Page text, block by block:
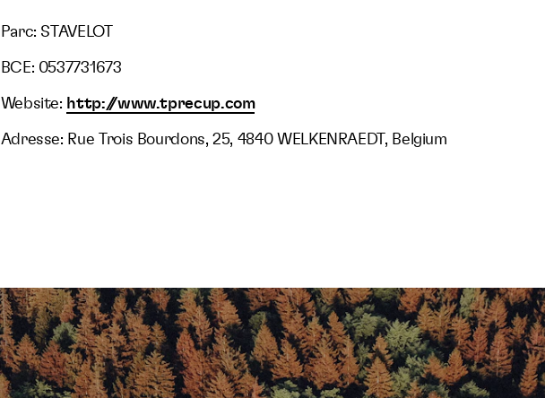
Parc: STAVELOT
BCE: 0537731673
Website: http://www.tprecup.com
Adresse: Rue Trois Bourdons, 25, 4840 WELKENRAEDT, Belgium